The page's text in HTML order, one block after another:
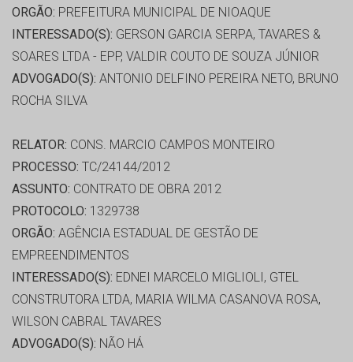
ORGÃO: PREFEITURA MUNICIPAL DE NIOAQUE
INTERESSADO(S): GERSON GARCIA SERPA, TAVARES &
SOARES LTDA - EPP, VALDIR COUTO DE SOUZA JÚNIOR
ADVOGADO(S): ANTONIO DELFINO PEREIRA NETO, BRUNO
ROCHA SILVA
RELATOR: CONS. MARCIO CAMPOS MONTEIRO
PROCESSO: TC/24144/2012
ASSUNTO: CONTRATO DE OBRA 2012
PROTOCOLO: 1329738
ORGÃO: AGÊNCIA ESTADUAL DE GESTÃO DE
EMPREENDIMENTOS
INTERESSADO(S): EDNEI MARCELO MIGLIOLI, GTEL
CONSTRUTORA LTDA, MARIA WILMA CASANOVA ROSA,
WILSON CABRAL TAVARES
ADVOGADO(S): NÃO HÁ